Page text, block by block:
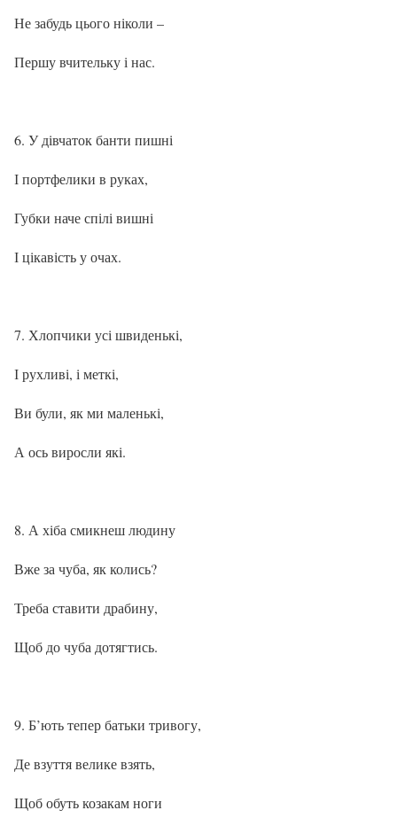
Не забудь цього ніколи –
Першу вчительку і нас.
У дівчаток банти пишні
І портфелики в руках,
Губки наче спілі вишні
І цікавість у очах.
Хлопчики усі швиденькі,
І рухливі, і меткі,
Ви були, як ми маленькі,
А ось виросли які.
А хіба смикнеш людину
Вже за чуба, як колись?
Треба ставити драбину,
Щоб до чуба дотягтись.
Б’ють тепер батьки тривогу,
Де взуття велике взять,
Щоб обуть козакам ноги